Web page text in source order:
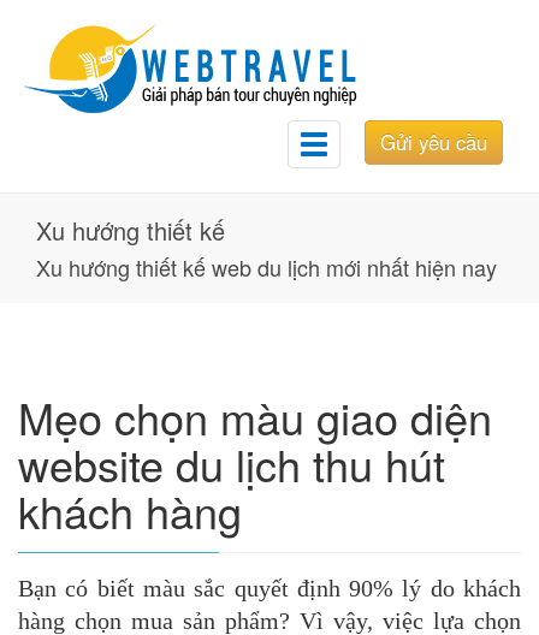
Gửi yêu cầu
Toggle
navigation
Xu hướng thiết kế
Xu hướng thiết kế web du lịch mới nhất hiện nay
Mẹo chọn màu giao diện
website du lịch thu hút
khách hàng
Bạn có biết màu sắc quyết định 90% lý do khách
hàng chọn mua sản phẩm? Vì vậy, việc lựa chọn